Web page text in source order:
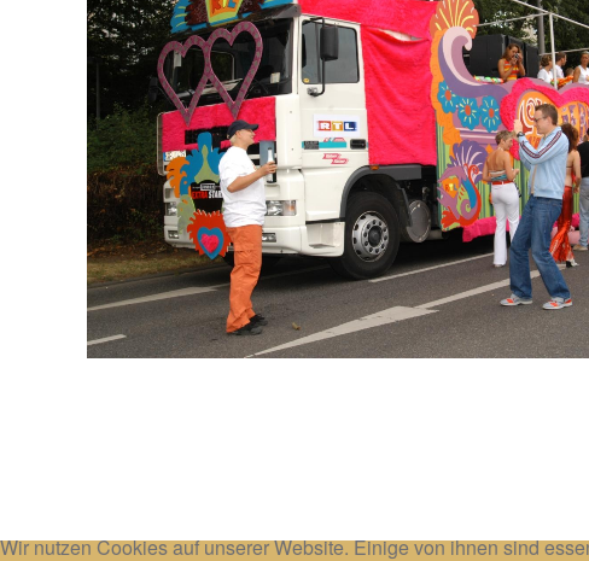
Wir nutzen Cookies auf unserer Website. Einige von ihnen sind